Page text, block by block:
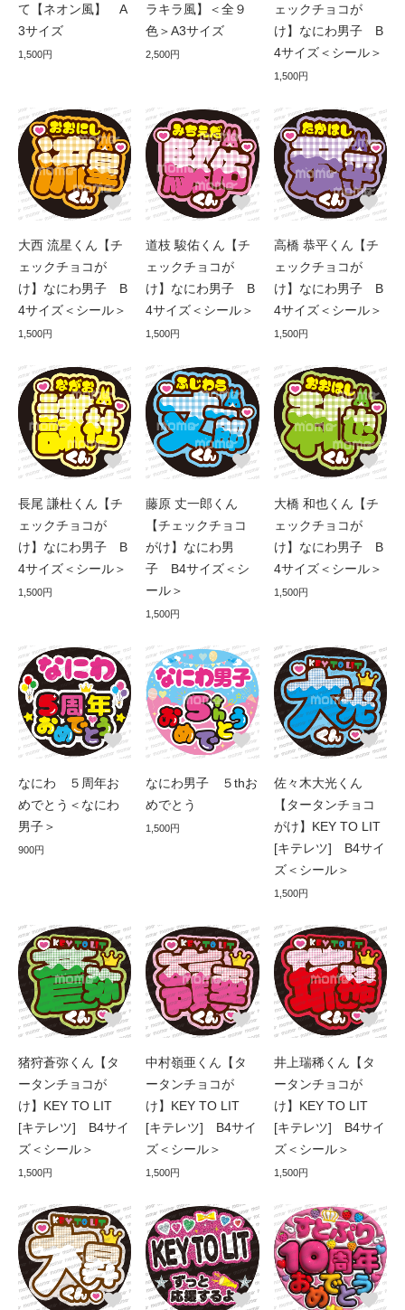
て【ネオン風】 A
3サイズ
1,500円
ラキラ風】＜全９
色＞A3サイズ
2,500円
ェックチョコが
け】なにわ男子 B
4サイズ＜シール＞
1,500円
大西 流星くん【チ
ェックチョコが
け】なにわ男子 B
4サイズ＜シール＞
1,500円
道枝 駿佑くん【チ
ェックチョコが
け】なにわ男子 B
4サイズ＜シール＞
1,500円
高橋 恭平くん【チ
ェックチョコが
け】なにわ男子 B
4サイズ＜シール＞
1,500円
長尾 謙杜くん【チ
ェックチョコが
け】なにわ男子 B
4サイズ＜シール＞
1,500円
藤原 丈一郎くん
【チェックチョコ
がけ】なにわ男
子 B4サイズ＜シ
ール＞
1,500円
大橋 和也くん【チ
ェックチョコが
け】なにわ男子 B
4サイズ＜シール＞
1,500円
なにわ ５周年お
めでとう＜なにわ
男子＞
900円
なにわ男子 ５thお
めでとう
1,500円
佐々木大光くん
【タータンチョコ
がけ】KEY TO LIT
[キテレツ] B4サイ
ズ＜シール＞
1,500円
猪狩蒼弥くん【タ
ータンチョコが
け】KEY TO LIT
[キテレツ] B4サイ
ズ＜シール＞
1,500円
中村嶺亜くん【タ
ータンチョコが
け】KEY TO LIT
[キテレツ] B4サイ
ズ＜シール＞
1,500円
井上瑞稀くん【タ
ータンチョコが
け】KEY TO LIT
[キテレツ] B4サイ
ズ＜シール＞
1,500円